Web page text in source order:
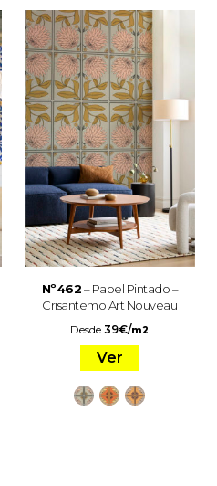
Nº462– Papel Pintado –
Crisantemo Art Nouveau
Desde39€/m2
Ver